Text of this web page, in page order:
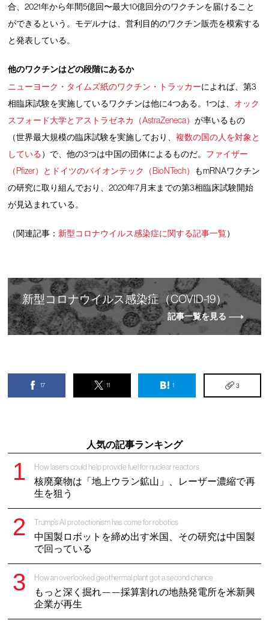
合、2021年から年間5億回〜最大10億回分のワクチンを届けること
ができるという。モデルナは、営利目的のワクチン販売を模索する
と発表している。
他のワクチンはどの段階にあるか
ニューヨーク・タイムズ紙のワクチン・トラッカーによれば、第3
相臨床試験を実施しているワクチンは他に4つある。1つは、 オック
スフォード大学とアストラゼネカ（AstraZeneca）が率いるもの
（世界最大規模の臨床試験を実施しており、複数の国の人を対象と
している）で、他の3つは中国の団体によるものだ。 ファイザー
（Pfizer）とドイツのバイオンテック（BioNTech） もmRNAワクチン
の研究に取り組んでおり、2020年7月末までの第3相臨床試験開始
が見込まれている。
（関連記事： 新型コロナウイルス感染症に関する記事一覧）
新型 コロナウイルス感染症（COVID-19）
記事一覧を見る
17 11 1 3
人気の記事ランキング
How lasers could help provide fuel for nuclear reactors
核廃棄物は「地上ウラン鉱山」、レーザー濃縮で再
生を狙う
Trump’s AI protectionism has come for robotics
中国製ロボットを締め出す米国、その研究は中国製
で回っている
How an overlooked geothermal plant got a second chance
もっと深く掘れ——採算割れの地熱発電所を米新興
企業が再生